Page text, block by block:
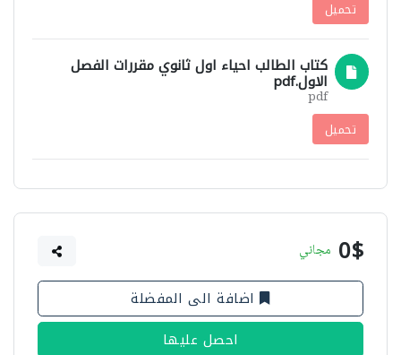
تحميل
كتاب الطالب احياء اول ثانوي مقررات الفصل
الاول.pdf
pdf
تحميل
0$ مجاني
اضافة الى المفضلة
احصل عليها